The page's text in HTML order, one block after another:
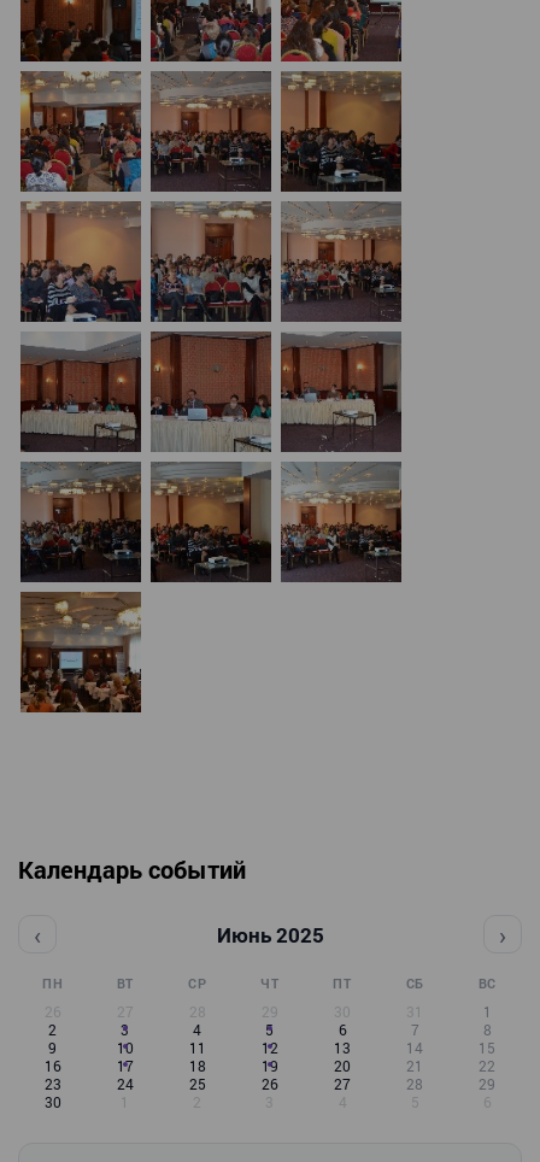
Календарь событий
‹ Июнь 2025 ›
ПН ВТ СР ЧТ ПТ СБ ВС
26 27 28 29 30 31
1
2
3 4 5 6 7
8
9
10 11 12 13 14
15
16
17 18 19 20 21
22
23
24 25 26 27 28
29
30
1 2 3 4 5 6